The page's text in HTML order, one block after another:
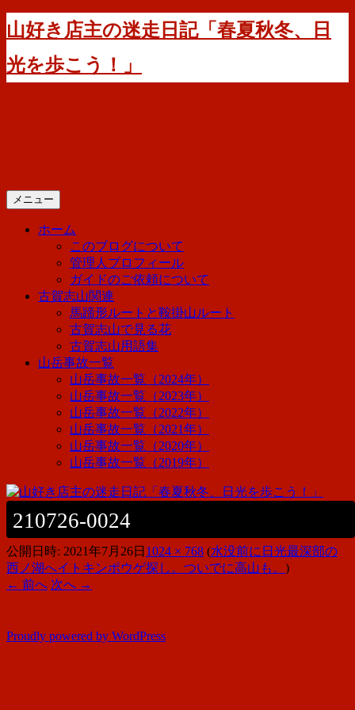
コ
ン
テ
ン
ツ
山好き店主の迷走日記「春夏秋冬、日
光を歩こう！」
メニュー
ホーム
このブログについて
管理人プロフィール
ガイドのご依頼について
古賀志山関連
馬蹄形ルートと鞍掛山ルート
古賀志山で見る花
古賀志山用語集
山岳事故一覧
山岳事故一覧（2024年）
山岳事故一覧（2023年）
山岳事故一覧（2022年）
山岳事故一覧（2021年）
山岳事故一覧（2020年）
山岳事故一覧（2019年）
210726-0024
公開日時: 2021年7月26日 1024 × 768 (水没前に日光最深部の
西ノ湖へイトキンポウゲ探し。ついでに高山も。 )
← 前へ 次へ →
Proudly powered by WordPress